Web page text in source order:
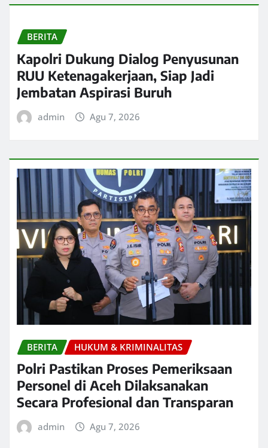
BERITA
Kapolri Dukung Dialog Penyusunan
RUU Ketenagakerjaan, Siap Jadi
Jembatan Aspirasi Buruh
admin Agu 7, 2026
BERITA HUKUM & KRIMINALITAS
Polri Pastikan Proses Pemeriksaan
Personel di Aceh Dilaksanakan
Secara Profesional dan Transparan
admin Agu 7, 2026